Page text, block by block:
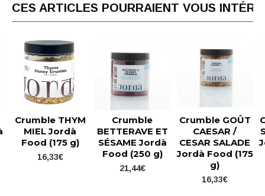
CES ARTICLES POURRAIENT VOUS
Crumble THYM
MIEL Jordà
Food (175 g)
16,33€
Crumble
BETTERAVE ET
SÉSAME Jordà
Food (250 g)
21,44€
Crumble GOÛT
CAESAR /
CESAR SALADE
Jordà Food (175
g)
16,33€